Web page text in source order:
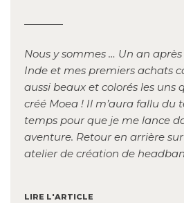
Nous y sommes … Un an
Inde et mes premiers achats
aussi beaux et colorés les uns
créé Moea ! Il m’aura fallu du
temps pour que je me lance
aventure. Retour en arrière
atelier de création de
LIRE L'ARTICLE